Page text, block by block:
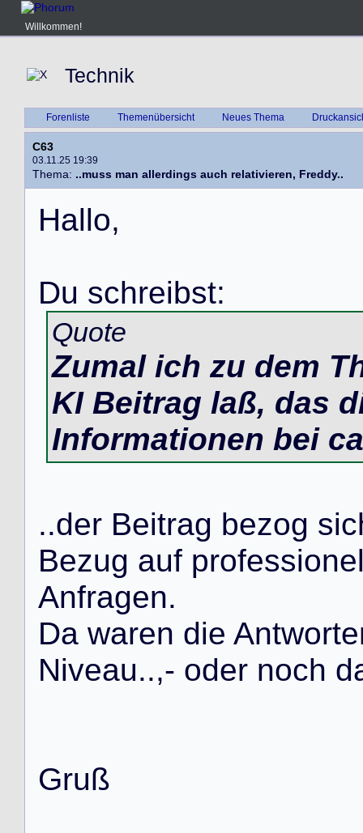
Willkommen!
Technik
Forenliste Themenübersicht Neues Thema
C63
03.11.25 19:39
Thema: ..muss man allerdings auch relativieren, Freddy..
Hallo,
Du schreibst:
Quote
Zumal ich zu dem
KI Beitrag laß, das
Informationen bei
..der Beitrag bezog sic
Bezug auf professione
Anfragen.
Da waren die Antworte
Niveau..,- oder noch d
Gruß